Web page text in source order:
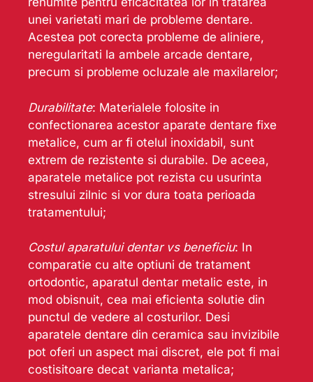
unei varietati mari de probleme dentare.
Acestea pot corecta probleme de aliniere,
neregularitati la ambele arcade dentare,
precum si probleme ocluzale ale maxilarelor;
Durabilitate: Materialele folosite in
confectionarea acestor aparate dentare fixe
metalice, cum ar fi otelul inoxidabil, sunt
extrem de rezistente si durabile. De aceea,
aparatele metalice pot rezista cu usurinta
stresului zilnic si vor dura toata perioada
tratamentului;
Costul aparatului dentar vs beneficiu: In
comparatie cu alte optiuni de tratament
ortodontic, aparatul dentar metalic este, in
mod obisnuit, cea mai eficienta solutie din
punctul de vedere al costurilor. Desi
aparatele dentare din ceramica sau invizibile
pot oferi un aspect mai discret, ele pot fi mai
costisitoare decat varianta metalica;